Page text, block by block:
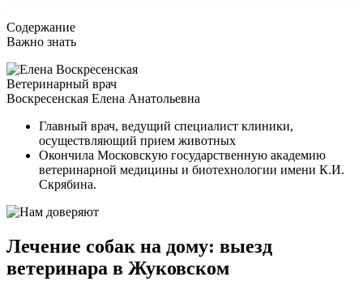
Содержание
Важно знать
Ветеринарный врач
Воскресенская Елена Анатольевна
Главный врач, ведущий специалист клиники,
осуществляющий прием животных
Окончила Московскую государственную академию
ветеринарной медицины и биотехнологии имени К.И.
Скрябина.
Лечение собак на дому: выезд
ветеринара в Жуковском